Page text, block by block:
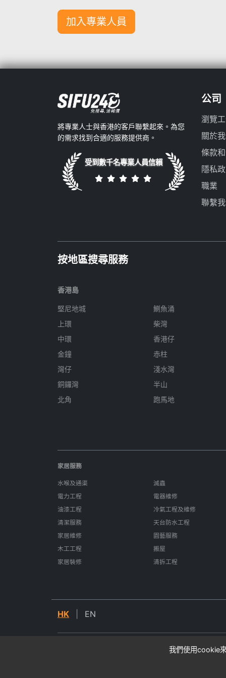
加入專業人員
將專業人士與香港的客戶聯繫起來。為您
的需求找到合適的服務提供商。
受到數千名專業人員信賴
公司
瀏覽
關於
條款
隱私
職業
聯繫
按地區搜尋服務
香港島
堅尼地城
上環
中環
金鐘
灣仔
銅鑼灣
北角
鰂魚涌
柴灣
香港仔
赤柱
淺水灣
半山
跑馬地
家居服務
水喉及通渠
電力工程
油漆工程
清潔服務
家居維修
木工工程
家居裝修
滅蟲
電器維修
冷氣工程及維修
天台防水工程
園藝服務
搬屋
清拆工程
HK EN
© 2026 SIFU24. All rights reserved.我們使用cookie